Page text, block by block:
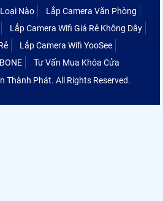
Nào
Lắp Camera Văn Phòng
Lắp Camera Wifi Giá Rẻ Không Dây
Lắp Camera Wifi YooSee
Tư Vấn Mua Khóa Cửa
Thành Phát. All Rights Reserved.